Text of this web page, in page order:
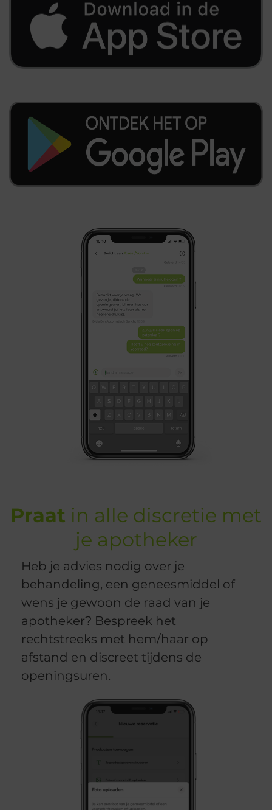
Praat in alle discretie met
je apotheker
Heb je advies nodig over je
behandeling, een geneesmiddel of
wens je gewoon de raad van je
apotheker? Bespreek het
rechtstreeks met hem/haar op
afstand en discreet tijdens de
openingsuren.